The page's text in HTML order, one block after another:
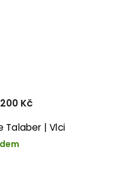
Talaber | Vlci
Kč